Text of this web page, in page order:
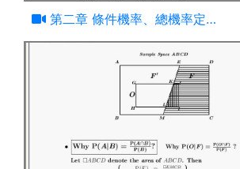
第二章 條件機率、總機率定理
與貝氏定理(一)